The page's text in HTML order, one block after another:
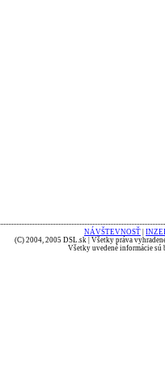
NÁVŠTEVNOSŤ
(C) 2004, 2005 DSL.sk | Všetky práva
Všetky uvedené informácie sú